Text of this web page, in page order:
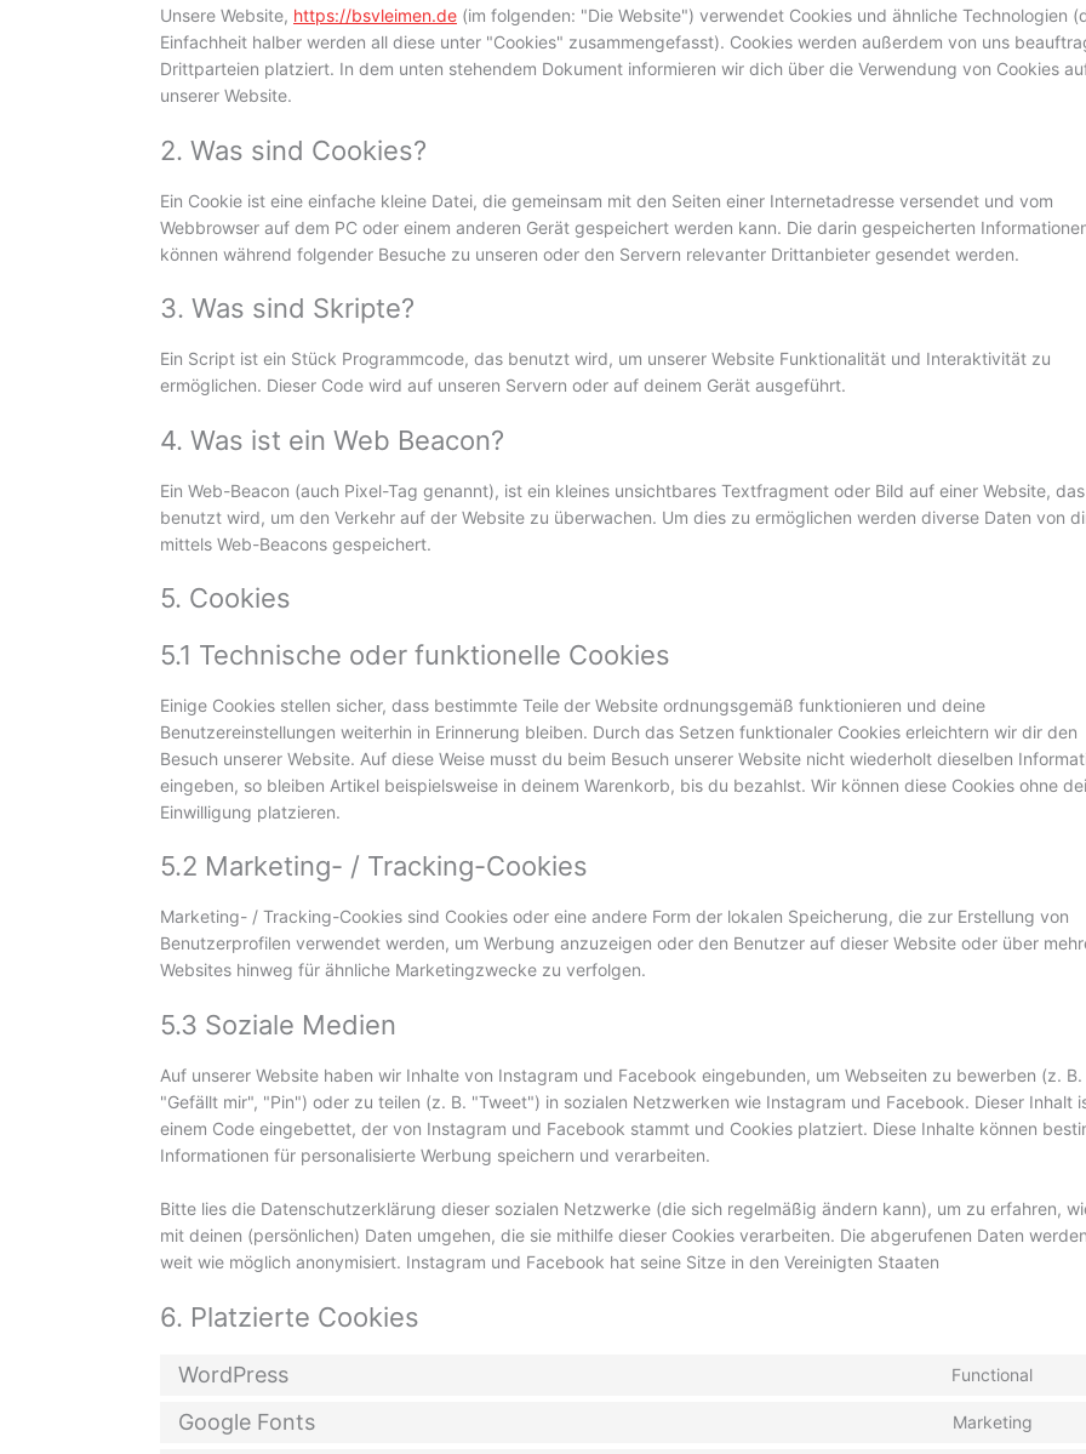
Unsere Website, https://bsvleimen.de (im folgenden: "Die Website") verwendet Cookies und ähnliche Technologien
Einfachheit halber werden all diese unter "Cookies" zusammengefasst). Cookies werden außerdem von uns
Drittparteien platziert. In dem unten stehendem Dokument informieren wir dich über die Verwendung von Cookies
unserer Website.
2. Was sind Cookies?
Ein Cookie ist eine einfache kleine Datei, die gemeinsam mit den Seiten einer Internetadresse versendet und vom
Webbrowser auf dem PC oder einem anderen Gerät gespeichert werden kann. Die darin gespeicherten
können während folgender Besuche zu unseren oder den Servern relevanter Drittanbieter gesendet werden.
3. Was sind Skripte?
Ein Script ist ein Stück Programmcode, das benutzt wird, um unserer Website Funktionalität und Interaktivität zu
ermöglichen. Dieser Code wird auf unseren Servern oder auf deinem Gerät ausgeführt.
4. Was ist ein Web Beacon?
Ein Web-Beacon (auch Pixel-Tag genannt), ist ein kleines unsichtbares Textfragment oder Bild auf einer Website, das
benutzt wird, um den Verkehr auf der Website zu überwachen. Um dies zu ermöglichen werden diverse Daten von
mittels Web-Beacons gespeichert.
5. Cookies
5.1 Technische oder funktionelle Cookies
Einige Cookies stellen sicher, dass bestimmte Teile der Website ordnungsgemäß funktionieren und deine
Benutzereinstellungen weiterhin in Erinnerung bleiben. Durch das Setzen funktionaler Cookies erleichtern wir dir den
Besuch unserer Website. Auf diese Weise musst du beim Besuch unserer Website nicht wiederholt dieselben
eingeben, so bleiben Artikel beispielsweise in deinem Warenkorb, bis du bezahlst. Wir können diese Cookies ohne
Einwilligung platzieren.
5.2 Marketing- / Tracking-Cookies
Marketing- / Tracking-Cookies sind Cookies oder eine andere Form der lokalen Speicherung, die zur Erstellung von
Benutzerprofilen verwendet werden, um Werbung anzuzeigen oder den Benutzer auf dieser Website oder über
Websites hinweg für ähnliche Marketingzwecke zu verfolgen.
5.3 Soziale Medien
Auf unserer Website haben wir Inhalte von Instagram und Facebook eingebunden, um Webseiten zu bewerben (z. B.
"Gefällt mir", "Pin") oder zu teilen (z. B. "Tweet") in sozialen Netzwerken wie Instagram und Facebook. Dieser Inhalt
einem Code eingebettet, der von Instagram und Facebook stammt und Cookies platziert. Diese Inhalte können
Informationen für personalisierte Werbung speichern und verarbeiten.
Bitte lies die Datenschutzerklärung dieser sozialen Netzwerke (die sich regelmäßig ändern kann), um zu erfahren,
mit deinen (persönlichen) Daten umgehen, die sie mithilfe dieser Cookies verarbeiten. Die abgerufenen Daten
weit wie möglich anonymisiert. Instagram und Facebook hat seine Sitze in den Vereinigten Staaten
6. Platzierte Cookies
WordPress Functional
Google Fonts Marketing